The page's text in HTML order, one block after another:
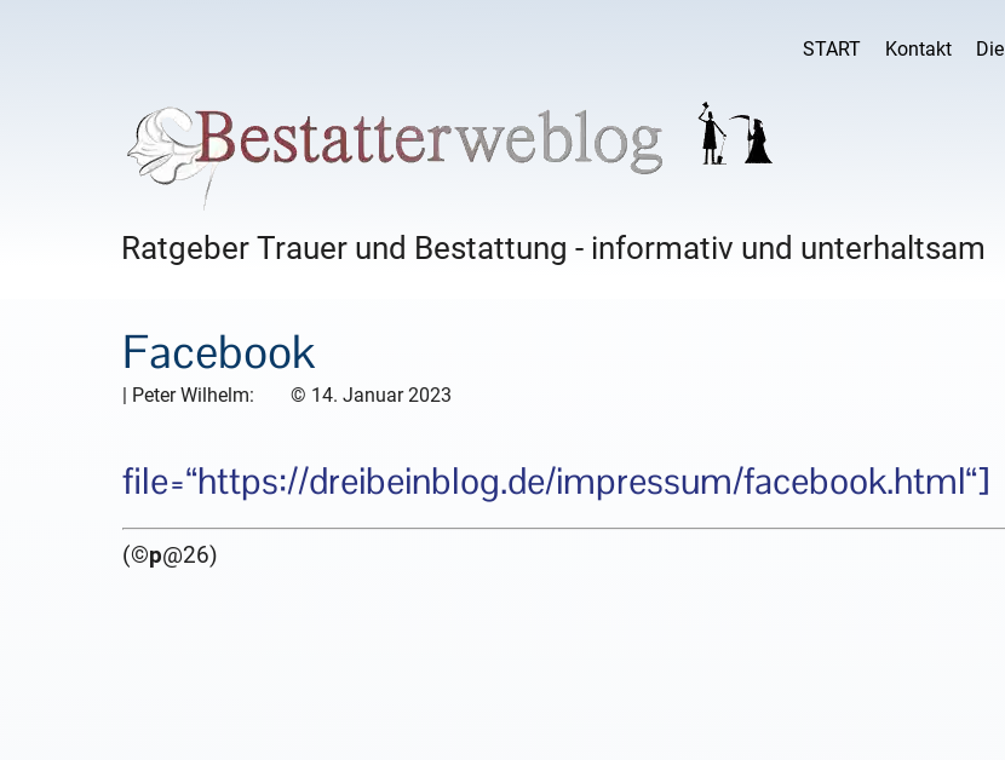
START Kontakt
Ratgeber Trauer und Bestattung - informativ und unterhaltsam
Facebook
| Peter Wilhelm: © 14. Januar 2023
file=“https://dreibeinblog.de/impressum/facebook.html“]
(©p@26)